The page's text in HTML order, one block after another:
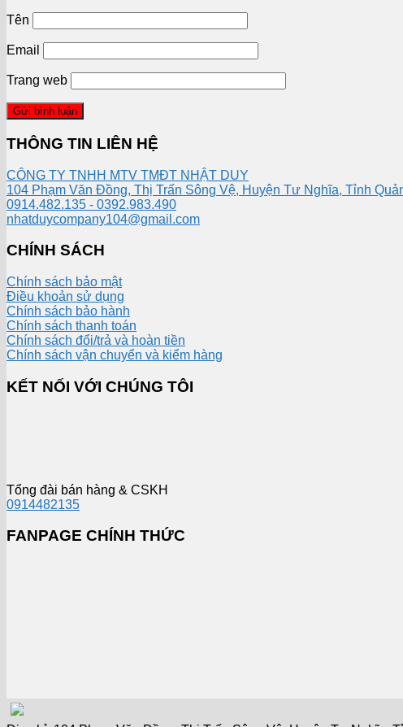
Tên
Email
Trang web
THÔNG TIN LIÊN HỆ
CÔNG TY TNHH MTV TMĐT NHẬT DUY
104 Phạm Văn Đồng, Thị Trấn Sông Vệ, Huyện Tư Nghĩa, Tỉnh
0914.482.135 - 0392.983.490
nhatduycompany104@gmail.com
CHÍNH SÁCH
Chính sách bảo mật
Điều khoản sử dụng
Chính sách bảo hành
Chính sách thanh toán
Chính sách đổi/trả và hoàn tiền
Chính sách vận chuyển và kiểm hàng
KẾT NỐI VỚI CHÚNG TÔI
Tổng đài bán hàng & CSKH
0914482135
FANPAGE CHÍNH THỨC